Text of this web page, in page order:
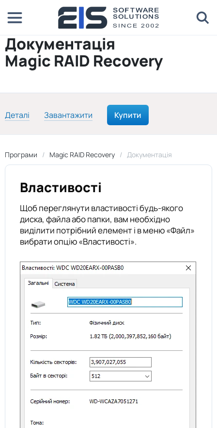
Документація
Magic RAID Recovery
Деталі Завантажити Купити
Програми Magic RAID Recovery Документація
Властивості
Щоб переглянути властивості будь-якого
диска, файла або папки, вам необхідно
виділити потрібний елемент і в меню «Файл»
вибрати опцію «Властивості».